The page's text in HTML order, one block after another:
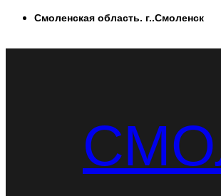
ПерейтиСмоленская область. г..Смоленск